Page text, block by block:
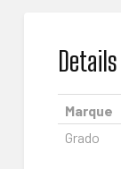
Details
Marque
Grado